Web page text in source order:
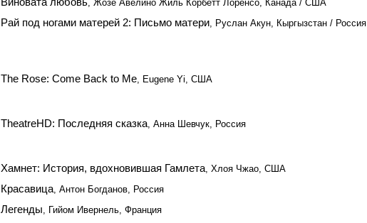
, Жозе Авелино Жиль Корбетт Лоренсо, Канада / США
Рай под ногами матерей 2: Письмо матери, Руслан Акун, Кыргызстан / Россия
The Rose: Come Back to Me, Eugene Yi, США
TheatreHD: Последняя сказка, Анна Шевчук, Россия
Хамнет: История, вдохновившая Гамлета, Хлоя Чжао, США
Красавица, Антон Богданов, Россия
Легенды, Гийом Ивернель, Франция